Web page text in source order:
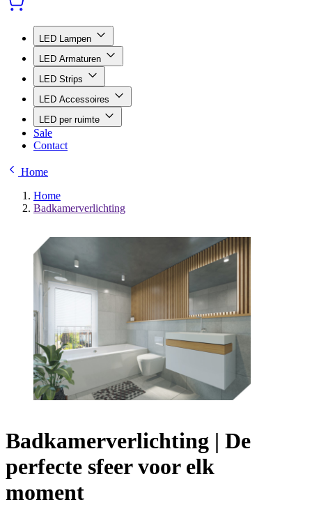
LED Lampen
LED Armaturen
LED Strips
LED Accessoires
LED per ruimte
Sale
Contact
Home
Home
Badkamerverlichting
Badkamerverlichting | De
perfecte sfeer voor elk
moment